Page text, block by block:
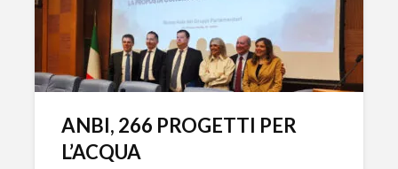
ANBI, 266 PROGETTI PER
L’ACQUA